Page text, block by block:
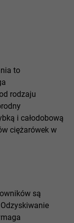
to
rodzaju
i całodobową
ciężarówek w
są